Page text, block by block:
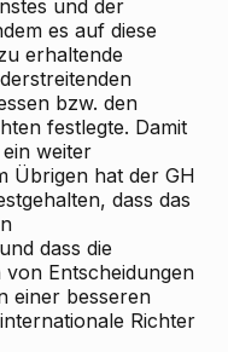
und der
es auf diese
erhaltende
bzw. den
festlegte. Damit
weiter
Übrigen hat der GH
dass das
dass die
Entscheidungen
einer besseren
Richter